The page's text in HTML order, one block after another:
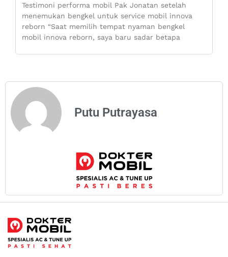
Testimoni performa mobil Pak Jonatan setelah
menemukan bengkel untuk service mobil innova
reborn “Saat memilih tempat nyaman bengkel
mobil innova reborn, saya baru sadar betapa
Putu Putrayasa